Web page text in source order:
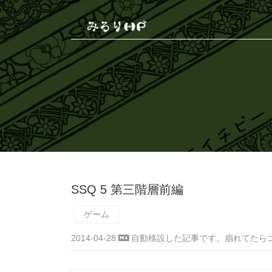
SSQ 5 第三階層前編
ゲーム
2014-04-28 自動移設した記事です。崩れてたら